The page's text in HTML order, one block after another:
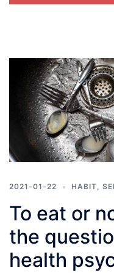
2021-01-22 HABIT,
To eat or
the
health